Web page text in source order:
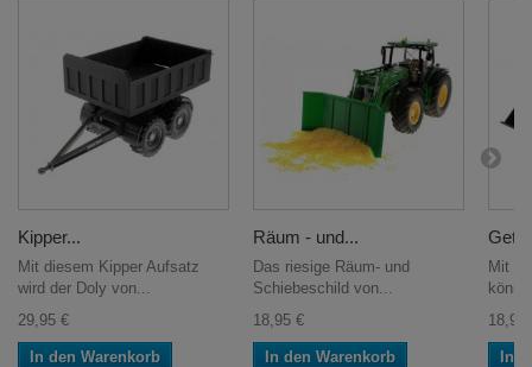
Kipper...
Mit diesem Kipper Aufsatz
wird der Doly von...
29,95 €
In den Warenkorb
Räum - und...
Das riesige Räum- und
Schiebeschild von...
18,95 €
In den Warenkorb
Mit
18,95
In